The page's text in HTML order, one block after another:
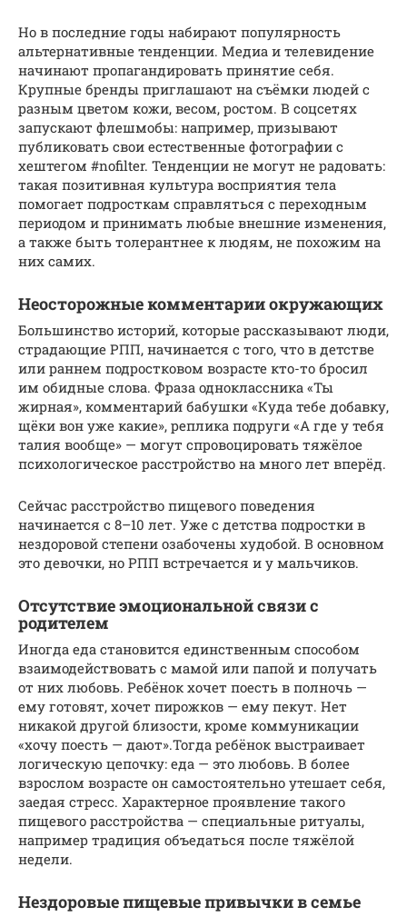
Но в последние годы набирают популярность
альтернативные тенденции. Медиа и телевидение
начинают пропагандировать принятие себя.
Крупные бренды приглашают на съёмки людей с
разным цветом кожи, весом, ростом. В соцсетях
запускают флешмобы: например, призывают
публиковать свои естественные фотографии с
хештегом #nofilter. Тенденции не могут не радовать:
такая позитивная культура восприятия тела
помогает подросткам справляться с переходным
периодом и принимать любые внешние изменения,
а также быть толерантнее к людям, не похожим на
них самих.
Неосторожные комментарии окружающих
Большинство историй, которые рассказывают люди,
страдающие РПП, начинается с того, что в детстве
или раннем подростковом возрасте кто-то бросил
им обидные слова. Фраза одноклассника «Ты
жирная», комментарий бабушки «Куда тебе добавку,
щёки вон уже какие», реплика подруги «А где у тебя
талия вообще» — могут спровоцировать тяжёлое
психологическое расстройство на много лет вперёд.
Сейчас расстройство пищевого поведения
начинается с 8–10 лет. Уже с детства подростки в
нездоровой степени озабочены худобой. В основном
это девочки, но РПП встречается и у мальчиков.
Отсутствие эмоциональной связи с
родителем
Иногда еда становится единственным способом
взаимодействовать с мамой или папой и получать
от них любовь. Ребёнок хочет поесть в полночь —
ему готовят, хочет пирожков — ему пекут. Нет
никакой другой близости, кроме коммуникации
«хочу поесть — дают».Тогда ребёнок выстраивает
логическую цепочку: еда — это любовь. В более
взрослом возрасте он самостоятельно утешает себя,
заедая стресс. Характерное проявление такого
пищевого расстройства — специальные ритуалы,
например традиция объедаться после тяжёлой
недели.
Нездоровые пищевые привычки в семье